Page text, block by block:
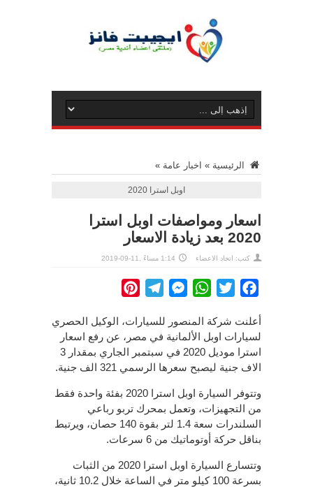
الرئيسية » اخبار عامة »
اوبل استرا 2020
اسعار ومواصفات اوبل استرا
2020 بعد زيادة الاسعار
كتب: اتحاد الاعضاء 1:14 مساءً ,11-09-2019
Facebook
Twitter
WhatsApp
Messenger
Telegram
أعلنت شركة المنصور للسيارات، الوكيل الحصري
لسيارات اوبل الألمانية في مصر، عن رفع اسعار
استرا موديل 2020 في سبتمبر الجاري بمقدار 3
الاف جنية ليصبح سعرها الرسمي 321 الف جنية.
وتتوفر السيارة اوبل استرا 2020 بفئة واحدة فقط
من التجهيزات، وتعمل بمحرك تربو رباعي
السلندرات سعة 1.4 لتر بقوة 140 حصان، ويرتبط
بناقل حركة أوتوماتيك من 6 سرعات.
وتتسارع السيارة اوبل استرا 2020 من الثبات
بسرعة 100 كيلو متر في الساعة خلال 10.2 ثانية،